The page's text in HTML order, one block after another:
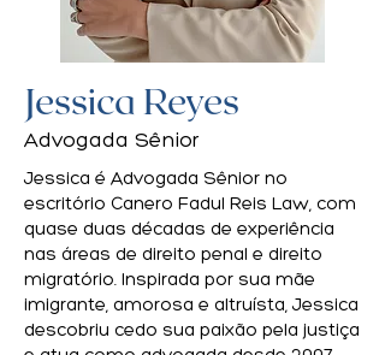
Jessica Reyes
Advogada Sênior
Jessica é Advogada Sênior no
escritório Canero Fadul Reis Law, com
quase duas décadas de experiência
nas áreas de direito penal e direito
migratório. Inspirada por sua mãe
imigrante, amorosa e altruísta, Jessica
descobriu cedo sua paixão pela justiça